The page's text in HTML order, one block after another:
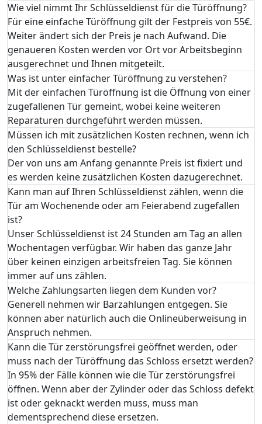
Wie viel nimmt Ihr Schlüsseldienst für die Türöffnung?
Für eine einfache Türöffnung gilt der Festpreis von 55€.
Weiter ändert sich der Preis je nach Aufwand. Die
genaueren Kosten werden vor Ort vor Arbeitsbeginn
ausgerechnet und Ihnen mitgeteilt.
Was ist unter einfacher Türöffnung zu verstehen?
Mit der einfachen Türöffnung ist die Öffnung von einer
zugefallenen Tür gemeint, wobei keine weiteren
Reparaturen durchgeführt werden müssen.
Müssen ich mit zusätzlichen Kosten rechnen, wenn ich
den Schlüsseldienst bestelle?
Der von uns am Anfang genannte Preis ist fixiert und
es werden keine zusätzlichen Kosten dazugerechnet.
Kann man auf Ihren Schlüsseldienst zählen, wenn die
Tür am Wochenende oder am Feierabend zugefallen
ist?
Unser Schlüsseldienst ist 24 Stunden am Tag an allen
Wochentagen verfügbar. Wir haben das ganze Jahr
über keinen einzigen arbeitsfreien Tag. Sie können
immer auf uns zählen.
Welche Zahlungsarten liegen dem Kunden vor?
Generell nehmen wir Barzahlungen entgegen. Sie
können aber natürlich auch die Onlineüberweisung in
Anspruch nehmen.
Kann die Tür zerstörungsfrei geöffnet werden, oder
muss nach der Türöffnung das Schloss ersetzt werden?
In 95% der Fälle können wie die Tür zerstörungsfrei
öffnen. Wenn aber der Zylinder oder das Schloss defekt
ist oder geknackt werden muss, muss man
dementsprechend diese ersetzen.